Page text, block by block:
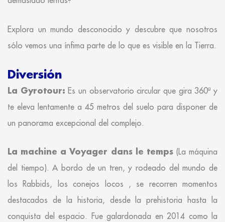
Explora un mundo desconocido y descubre que nosotros
sólo vemos una ínfima parte de lo que es visible en la Tierra.
Diversión
La Gyrotour: Es un observatorio circular que gira 360ª y
te eleva lentamente a 45 metros del suelo para disponer de
un panorama excepcional del complejo.
La machine a Voyager dans le temps(La máquina
del tiempo). A bordo de un tren, y rodeado del mundo de
los Rabbids, los conejos locos , se recorren momentos
destacados de la historia, desde la prehistoria hasta la
conquista del espacio. Fue galardonada en 2014 como la